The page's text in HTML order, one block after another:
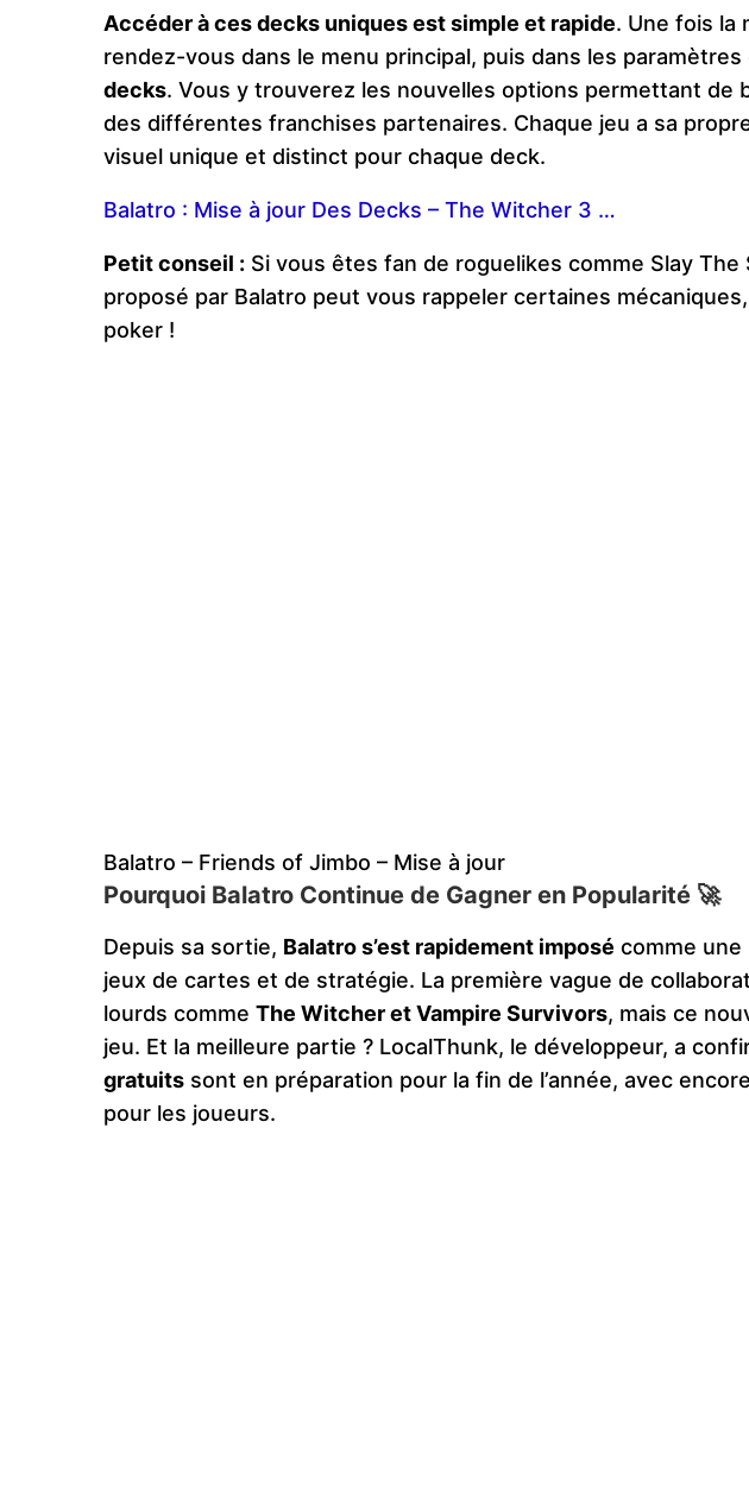
Accéder à ces decks uniques est simple et rapide. Une fois la
rendez-vous dans le menu principal, puis dans les paramètres
decks. Vous y trouverez les nouvelles options permettant de
des différentes franchises partenaires. Chaque jeu a sa
visuel unique et distinct pour chaque deck.
Balatro : Mise à jour Des Decks – The Witcher 3 …
Petit conseil : Si vous êtes fan de roguelikes comme Slay The
proposé par Balatro peut vous rappeler certaines
poker !
Balatro – Friends of Jimbo – Mise à jour
Pourquoi Balatro Continue de Gagner en Popularité 🚀
Depuis sa sortie, Balatro s’est rapidement imposé comme une
jeux de cartes et de stratégie. La première vague de
lourds comme The Witcher et Vampire Survivors, mais ce
jeu. Et la meilleure partie ? LocalThunk, le développeur, a
gratuits sont en préparation pour la fin de l’année, avec
pour les joueurs.